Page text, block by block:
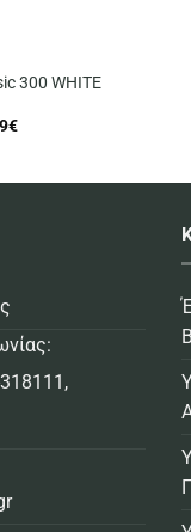
300 WHITE
€
,